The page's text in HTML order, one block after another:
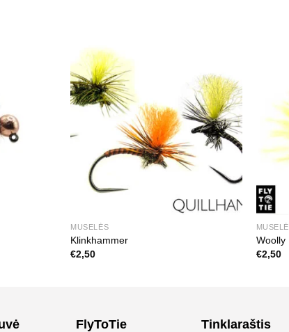
MUSELĖS
Klinkhammer
€2,50
Woolly
€2,50
FlyToTie Tinklaraštis